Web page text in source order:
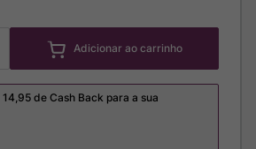
Adicionar ao carrinho
14,95de Cash Back para a sua